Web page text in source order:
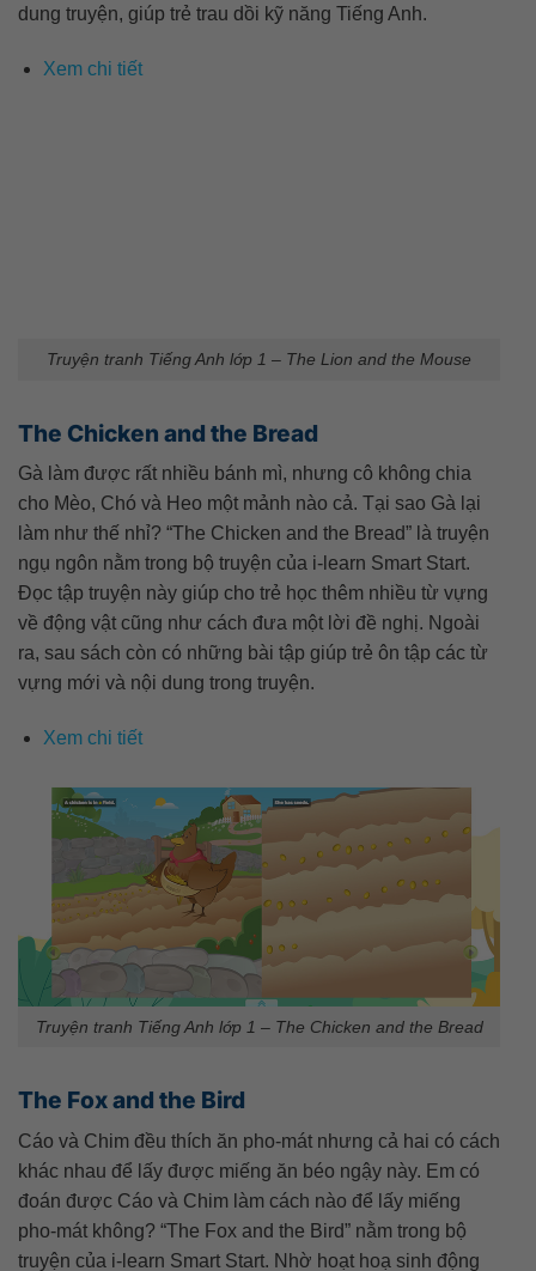
dung truyện, giúp trẻ trau dồi kỹ năng Tiếng Anh.
Xem chi tiết
Truyện tranh Tiếng Anh lớp 1 – The Lion and the Mouse
The Chicken and the Bread
Gà làm được rất nhiều bánh mì, nhưng cô không chia
cho Mèo, Chó và Heo một mảnh nào cả. Tại sao Gà lại
làm như thế nhỉ? “The Chicken and the Bread” là truyện
ngụ ngôn nằm trong bộ truyện của i-learn Smart Start.
Đọc tập truyện này giúp cho trẻ học thêm nhiều từ vựng
về động vật cũng như cách đưa một lời đề nghị. Ngoài
ra, sau sách còn có những bài tập giúp trẻ ôn tập các từ
vựng mới và nội dung trong truyện.
Xem chi tiết
Truyện tranh Tiếng Anh lớp 1 – The Chicken and the Bread
The Fox and the Bird
Cáo và Chim đều thích ăn pho-mát nhưng cả hai có cách
khác nhau để lấy được miếng ăn béo ngậy này. Em có
đoán được Cáo và Chim làm cách nào để lấy miếng
pho-mát không? “The Fox and the Bird” nằm trong bộ
truyện của i-learn Smart Start. Nhờ hoạt hoạ sinh động